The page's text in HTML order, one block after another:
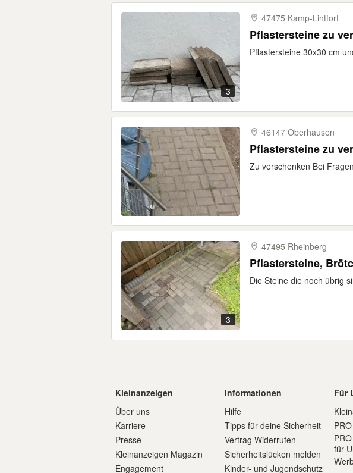
3
47475 Kamp-​Lintfort
Pflastersteine zu
Pflastersteine 30x30 cm
46147 Oberhausen
Pflastersteine zu
Zu verschenken Bei
3
47495 Rheinberg
Pflastersteine,
Die Steine die noch übrig
Kleinanzeigen
Über uns
Karriere
Presse
Kleinanzeigen Magazin
Engagement
Informationen
Hilfe
Tipps für deine Sicherheit
Vertrag Widerrufen
Sicherheitslücken melden
Kinder- und Jugendschutz
Für
für